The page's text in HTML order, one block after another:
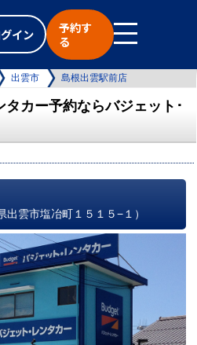
イン
予約す
る
出雲市 島根出雲駅前店
カー予約ならバジェット･
出雲市塩冶町１５１５−１）